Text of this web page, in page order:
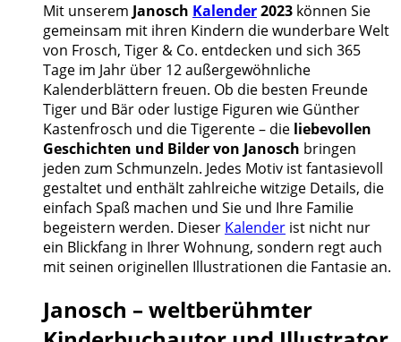
Mit unserem Janosch Kalender2023 können Sie
gemeinsam mit ihren Kindern die wunderbare Welt
von Frosch, Tiger & Co. entdecken und sich 365
Tage im Jahr über 12 außergewöhnliche
Kalenderblättern freuen. Ob die besten Freunde
Tiger und Bär oder lustige Figuren wie Günther
Kastenfrosch und die Tigerente – die liebevollen
Geschichten und Bilder von Janosch bringen
jeden zum Schmunzeln. Jedes Motiv ist fantasievoll
gestaltet und enthält zahlreiche witzige Details, die
einfach Spaß machen und Sie und Ihre Familie
begeistern werden. Dieser Kalender ist nicht nur
ein Blickfang in Ihrer Wohnung, sondern regt auch
mit seinen originellen Illustrationen die Fantasie an.
Janosch – weltberühmter